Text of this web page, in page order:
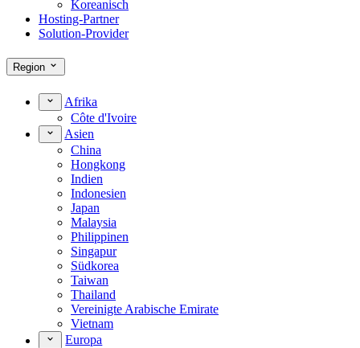
Koreanisch
Hosting-Partner
Solution-Provider
Region
Afrika
Côte d'Ivoire
Asien
China
Hongkong
Indien
Indonesien
Japan
Malaysia
Philippinen
Singapur
Südkorea
Taiwan
Thailand
Vereinigte Arabische Emirate
Vietnam
Europa